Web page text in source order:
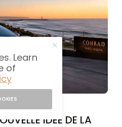
IDÉE DE LA
Learn
of